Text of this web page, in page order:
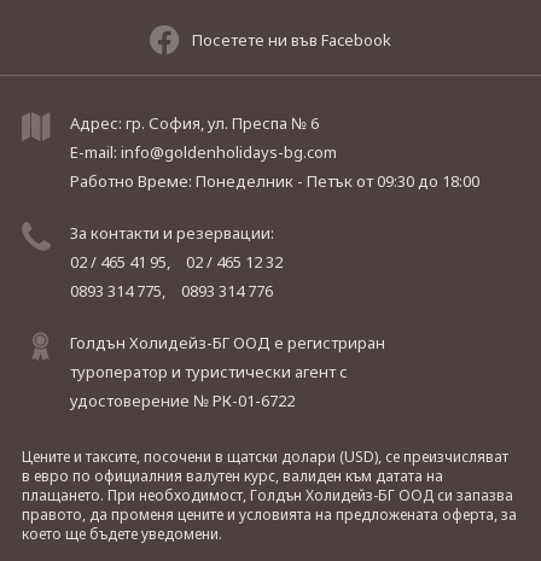
Посетете ни във Facebook
Адрес: гр. София, ул. Преспа № 6
E-mail: info@goldenholidays-bg.com
Работно Време: Понеделник - Петъкот 09:30 до 18:00
За контакти и резервации:
02 / 465 41 95,
02 / 465 12 32
0893 314 775,
0893 314 776
Голдън Холидейз-БГ ООД е регистриран
туроператор и туристически агент с
удостоверение № РК-01-6722
Цените и таксите, посочени в щатски долари (USD), се преизчисляват
в евро по официалния валутен курс, валиден към датата на
плащането. При необходимост, Голдън Холидейз-БГ ООД си запазва
правото, да променя цените и условията на предложената оферта, за
което ще бъдете уведомени.